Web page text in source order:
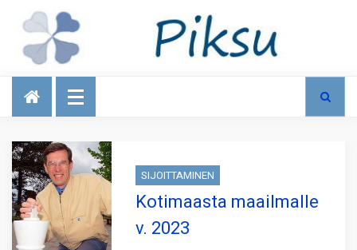
Talous
SIJOITTAMINEN
Kotimaasta maailmalle
v. 2023